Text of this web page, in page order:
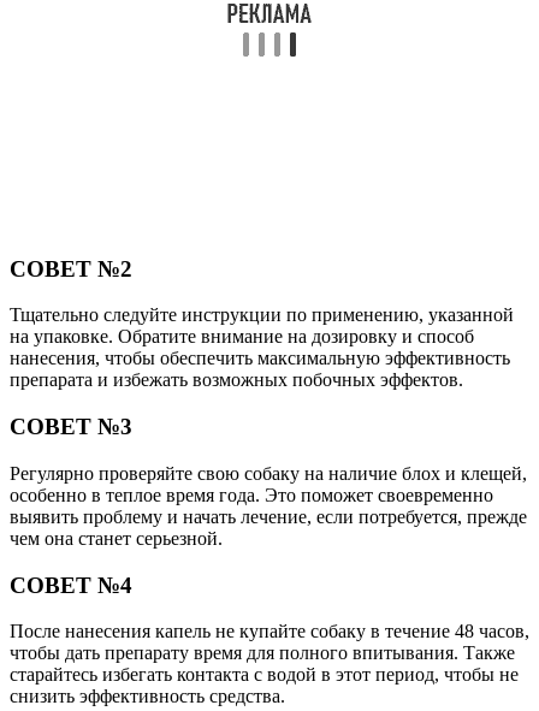
СОВЕТ №2
Тщательно следуйте инструкции по применению, указанной
на упаковке. Обратите внимание на дозировку и способ
нанесения, чтобы обеспечить максимальную эффективность
препарата и избежать возможных побочных эффектов.
СОВЕТ №3
Регулярно проверяйте свою собаку на наличие блох и клещей,
особенно в теплое время года. Это поможет своевременно
выявить проблему и начать лечение, если потребуется, прежде
чем она станет серьезной.
СОВЕТ №4
После нанесения капель не купайте собаку в течение 48 часов,
чтобы дать препарату время для полного впитывания. Также
старайтесь избегать контакта с водой в этот период, чтобы не
снизить эффективность средства.